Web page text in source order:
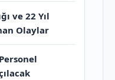
ve 22 Yıl
Olaylar